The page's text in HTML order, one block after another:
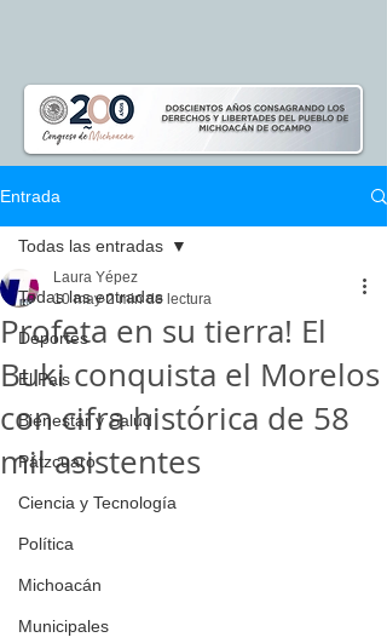
Entrada
Todas las entradas
Deportes
El Pais
Bienestar y Salud
Pátzcuaro
Ciencia y Tecnología
Política
Michoacán
Municipales
Todas las entradas
Profeta en su tierra! El
Buki conquista el Morelos
con cifra histórica de 58
mil asistentes
Laura Yépez
10 may 2 min de lectura